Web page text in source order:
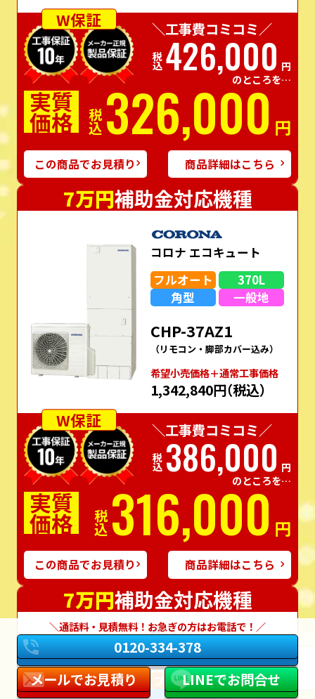
W保証
＼工事費コミコミ／
税込426,000 円
のところを…
実質
価格 税込326,000 円
この商品でお見積り 商品詳細はこちら
7万円補助金対応機種
コロナ エコキュート
フルオート
370L
角型
一般地
CHP-37AZ1
（リモコン・脚部カバー込み）
希望⼩売価格＋通常⼯事価格
1,342,840円（税込）
W保証
＼工事費コミコミ／
税込 386,000 円
のところを…
実質
価格 税込316,000 円
この商品でお見積り 商品詳細はこちら
7万円補助金対応機種
パナソニック エコキュート
フルオート
370L
通話料・見積無料！お急ぎの方はお電話で！
0120-334-378
メールでお見積り
LINEでお問合せ